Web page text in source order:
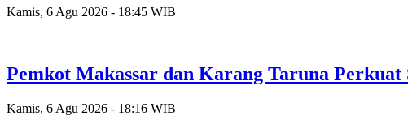
Kamis, 6 Agu 2026 - 18:45 WIB
Pemkot Makassar dan Karang Taruna Perkuat
Kamis, 6 Agu 2026 - 18:16 WIB